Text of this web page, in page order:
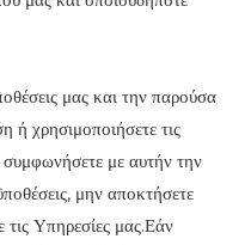
μας και την παρούσα
ή χρησιμοποιήσετε τις
με αυτήν την
μην αποκτήσετε
Υπηρεσίες μας.Εάν